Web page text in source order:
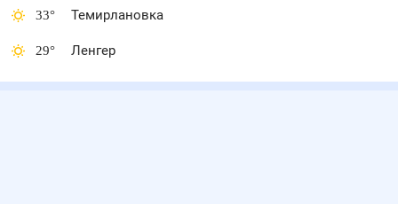
33° Темирлановка
29° Ленгер